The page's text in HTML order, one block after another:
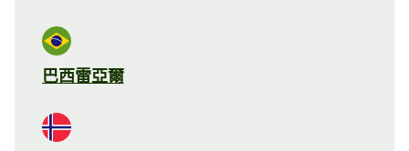
巴西雷亞爾